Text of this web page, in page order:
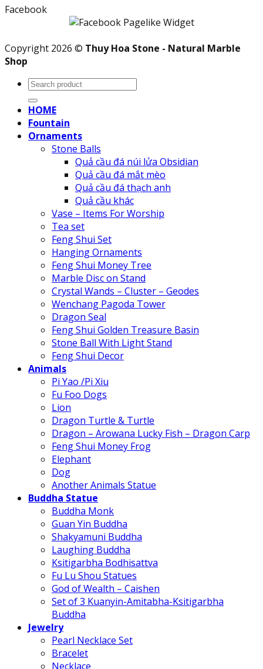
Facebook
Copyright 2026 © Thuy Hoa Stone - Natural Marble
Shop
Search
for:
HOME
Fountain
Ornaments
Stone Balls
Quả cầu đá núi lửa Obsidian
Quả cầu đá mắt mèo
Quả cầu đá thạch anh
Quả cầu khác
Vase – Items For Worship
Tea set
Feng Shui Set
Hanging Ornaments
Feng Shui Money Tree
Marble Disc on Stand
Crystal Wands – Cluster – Geodes
Wenchang Pagoda Tower
Dragon Seal
Feng Shui Golden Treasure Basin
Stone Ball With Light Stand
Feng Shui Decor
Animals
Pi Yao /Pi Xiu
Fu Foo Dogs
Lion
Dragon Turtle & Turtle
Dragon – Arowana Lucky Fish – Dragon Carp
Feng Shui Money Frog
Elephant
Dog
Another Animals Statue
Buddha Statue
Buddha Monk
Guan Yin Buddha
Shakyamuni Buddha
Laughing Buddha
Ksitigarbha Bodhisattva
Fu Lu Shou Statues
God of Wealth – Caishen
Set of 3 Kuanyin-Amitabha-Ksitigarbha
Buddha
Jewelry
Pearl Necklace Set
Bracelet
Necklace